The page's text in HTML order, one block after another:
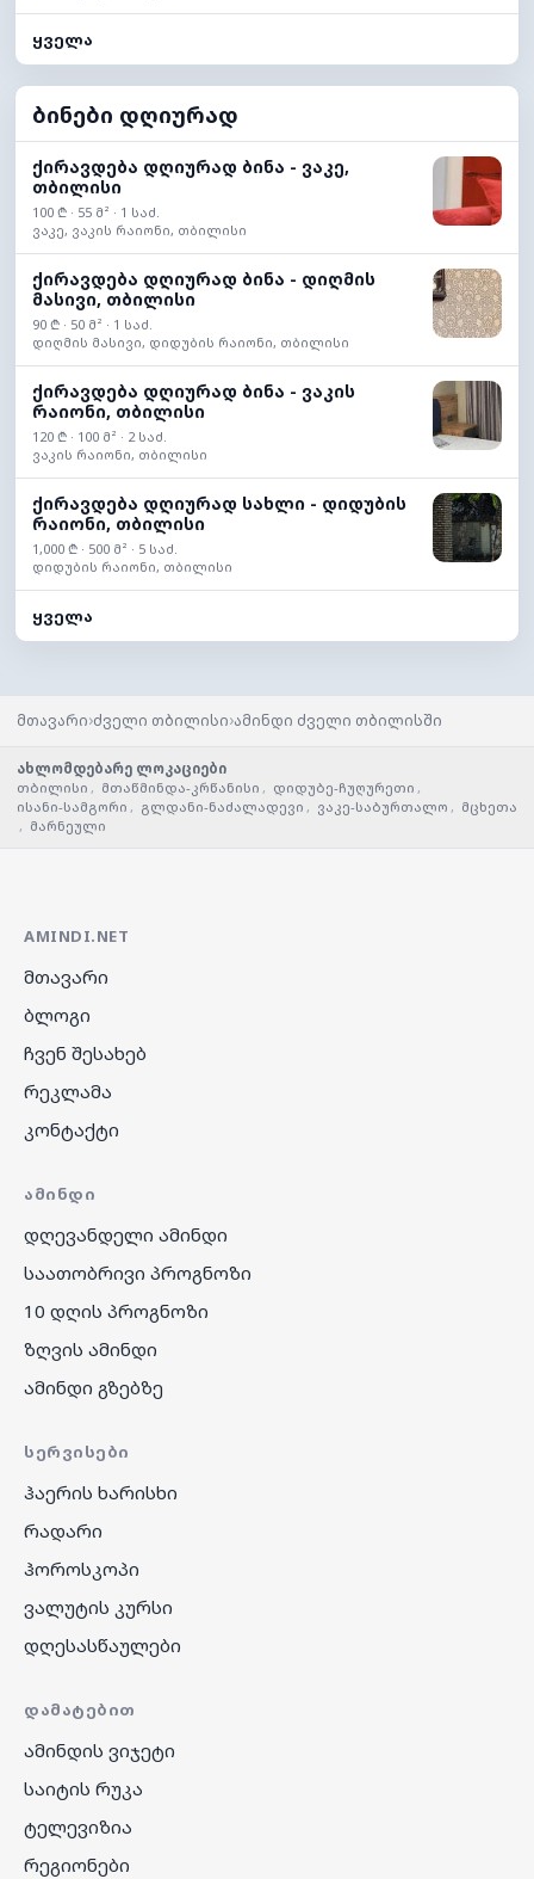
ყველა
ბინები დღიურად
ქირავდება დღიურად ბინა - ვაკე,
თბილისი
100 ₾ · 55 მ² · 1 საძ.
ვაკე, ვაკის რაიონი, თბილისი
ქირავდება დღიურად ბინა - დიღმის
მასივი, თბილისი
90 ₾ · 50 მ² · 1 საძ.
დიღმის მასივი, დიდუბის რაიონი, თბილისი
ქირავდება დღიურად ბინა - ვაკის
რაიონი, თბილისი
120 ₾ · 100 მ² · 2 საძ.
ვაკის რაიონი, თბილისი
ქირავდება დღიურად სახლი - დიდუბის
რაიონი, თბილისი
1,000 ₾ · 500 მ² · 5 საძ.
დიდუბის რაიონი, თბილისი
ყველა
მთავარი›ძველი თბილისი›ამინდი ძველი თბილისში
ახლომდებარე ლოკაციები
თბილისი , მთაწმინდა-კრწანისი , დიდუბე-ჩუღურეთი ,
ისანი-სამგორი , გლდანი-ნაძალადევი , ვაკე-საბურთალო , მცხეთა
, მარნეული
AMINDI.NET
მთავარი
ბლოგი
ჩვენ შესახებ
რეკლამა
კონტაქტი
ᲐᲛᲘᲜᲓᲘ
დღევანდელი ამინდი
საათობრივი პროგნოზი
10 დღის პროგნოზი
ზღვის ამინდი
ამინდი გზებზე
ᲡᲔᲠᲕᲘᲡᲔᲑᲘ
ჰაერის ხარისხი
რადარი
ჰოროსკოპი
ვალუტის კურსი
დღესასწაულები
ᲓᲐᲛᲐᲢᲔᲑᲘᲗ
ამინდის ვიჯეტი
საიტის რუკა
ტელევიზია
რეგიონები